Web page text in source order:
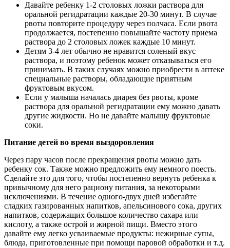
Давайте ребенку 1-2 столовых ложки раствора для
оральной регидратации каждые 20-30 минут. В случае
рвоты повторите процедуру через полчаса. Если рвота
продолжается, постепенно повышайте частоту приема
раствора до 2 столовых ложек каждые 10 минут.
Детям 3-4 лет обычно не нравится соленый вкус
раствора, и поэтому ребенок может отказываться его
принимать. В таких случаях можно приобрести в аптеке
специальные растворы, обладающие приятным
фруктовым вкусом.
Если у малыша началась диарея без рвоты, кроме
раствора для оральной регидратации ему можно давать
другие жидкости. Но не давайте малышу фруктовые
соки.
Питание детей во время выздоровления
Через пару часов после прекращения рвоты можно дать
ребенку сок. Также можно предложить ему немного поесть.
Сделайте это для того, чтобы постепенно вернуть ребенка к
привычному для него рациону питания, за некоторыми
исключениями. В течение одного-двух дней избегайте
сладких газированных напитков, апельсинового сока, других
напитков, содержащих большое количество сахара или
кислоту, а также острой и жирной пищи. Вместо этого
давайте ему легко усваиваемые продукты: нежирные супы,
блюда, приготовленные при помощи паровой обработки и т.д.